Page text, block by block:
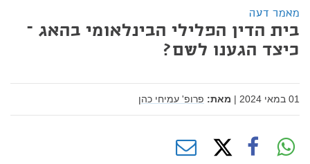
מאמר דעה
בית הדין הפלילי הבינלאומי בהאג –
כיצד הגענו לשם?
01 במאי 2024 | מאת: פרופ' עמיחי כהן